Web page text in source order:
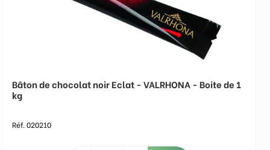
Bâton de chocolat noir Eclat - VALRHONA - Boite de 1
kg
Réf. 020210